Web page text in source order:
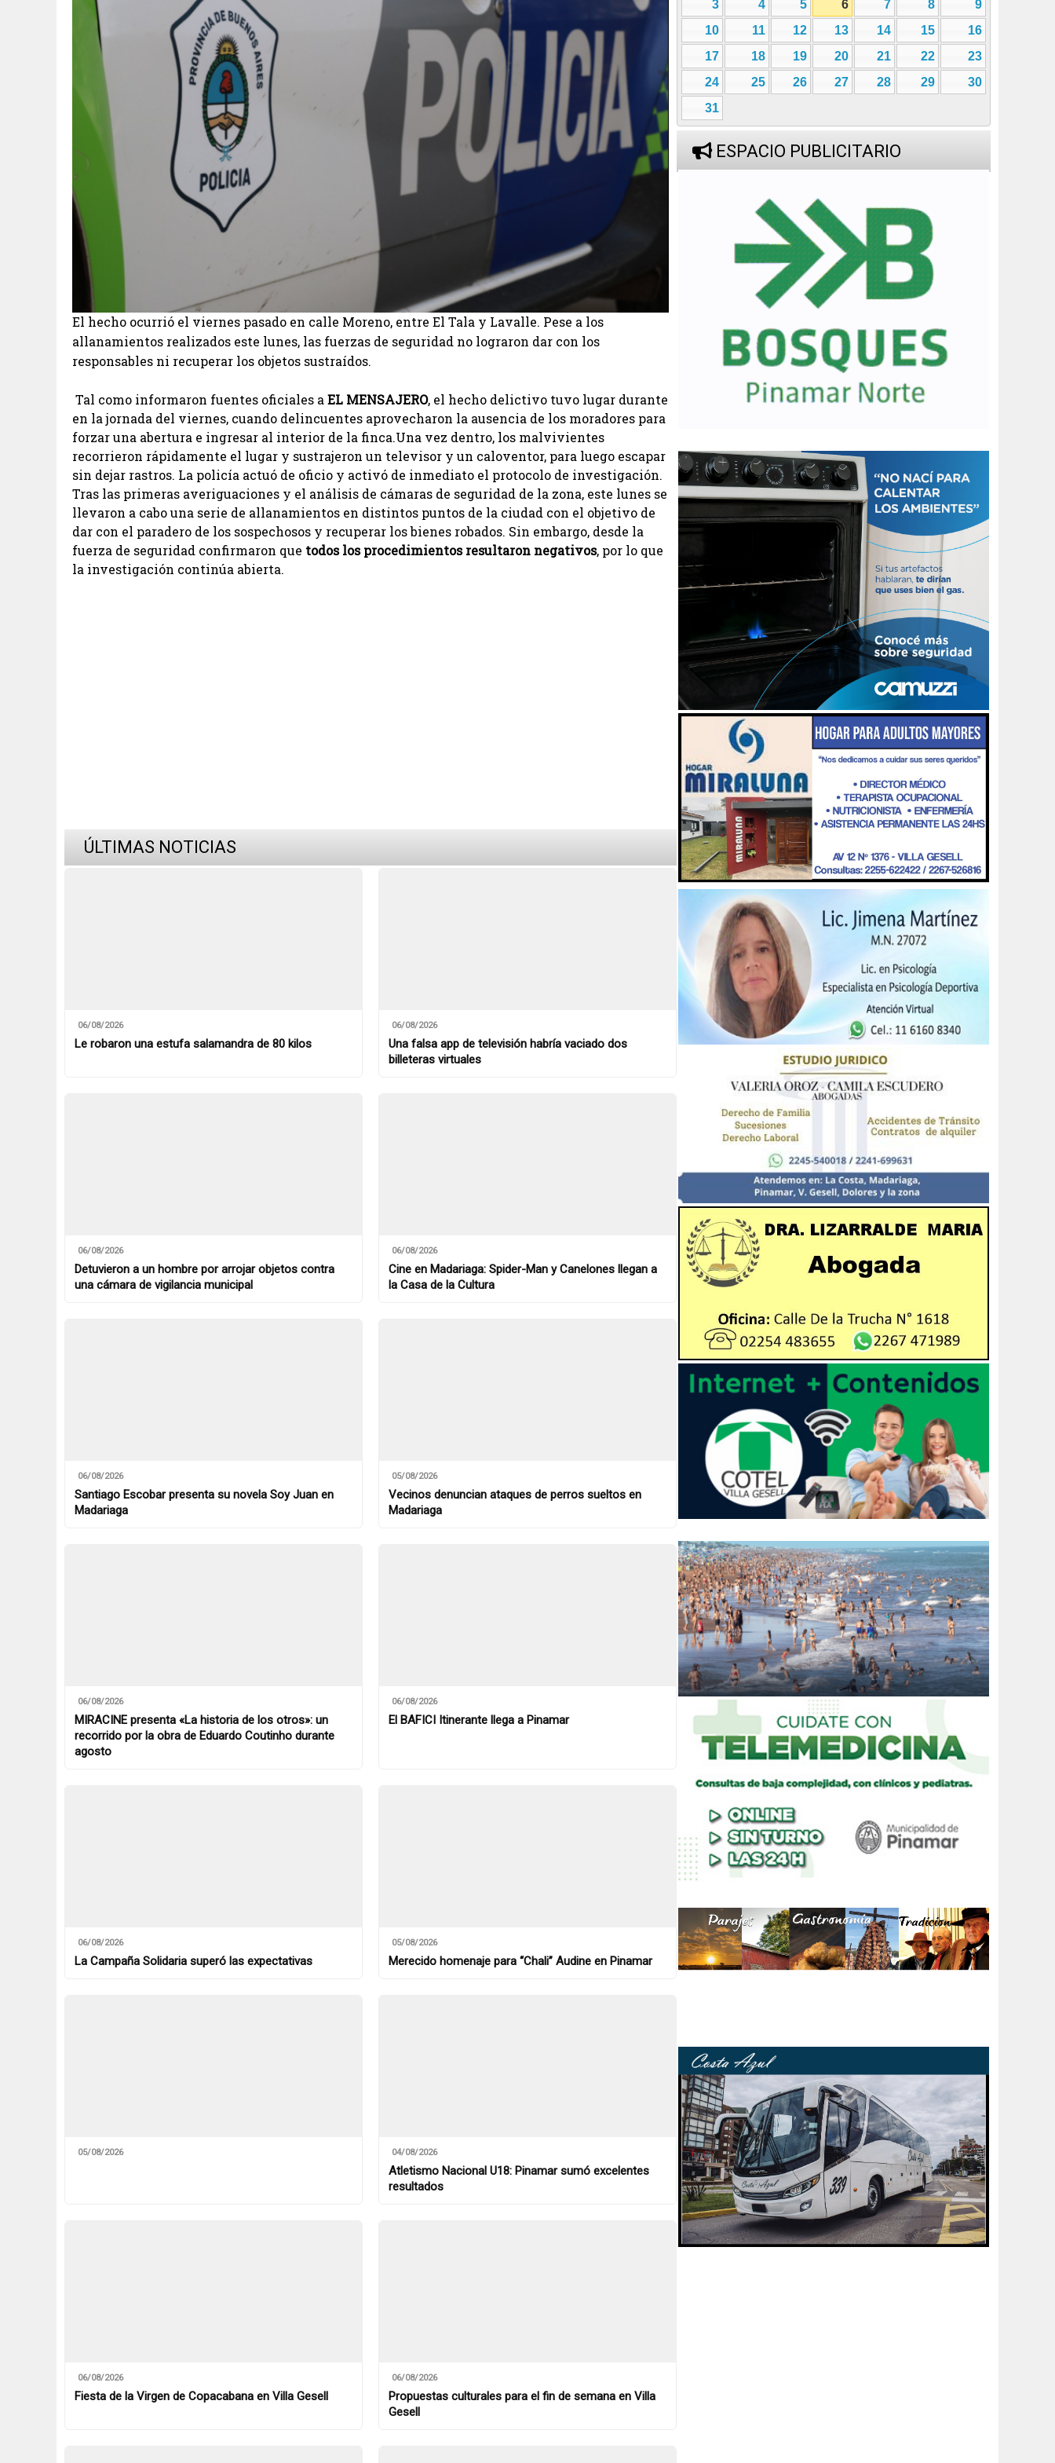
El hecho ocurrió el viernes pasado en calle Moreno, entre El Tala y Lavalle. Pese a los
allanamientos realizados este lunes, las fuerzas de seguridad no lograron dar con los
responsables ni recuperar los objetos sustraídos.
Tal como informaron fuentes oficiales aEL MENSAJERO, el hecho delictivo tuvo lugar durante
en la jornada del viernes, cuando delincuentes aprovecharon la ausencia de los moradores para
forzar una abertura e ingresar al interior de la finca.Una vez dentro, los malvivientes
recorrieron rápidamente el lugar y sustrajeron un televisor y un caloventor, para luego escapar
sin dejar rastros. La policía actuó de oficio y activó de inmediato el protocolo de investigación.
Tras las primeras averiguaciones y el análisis de cámaras de seguridad de la zona, este lunes se
llevaron a cabo una serie de allanamientos en distintos puntos de la ciudad con el objetivo de
dar con el paradero de los sospechosos y recuperar los bienes robados. Sin embargo, desde la
fuerza de seguridad confirmaron que todos los procedimientos resultaron negativos, por lo que
la investigación continúa abierta.
ÚLTIMAS NOTICIAS
06/08/2026
Le robaron una estufa salamandra de 80 kilos
06/08/2026
Una falsa app de televisión habría vaciado dos
billeteras virtuales
06/08/2026
Detuvieron a un hombre por arrojar objetos contra
una cámara de vigilancia municipal
06/08/2026
Cine en Madariaga: Spider-Man y Canelones llegan a
la Casa de la Cultura
06/08/2026
Santiago Escobar presenta su novela Soy Juan en
Madariaga
05/08/2026
Vecinos denuncian ataques de perros sueltos en
Madariaga
06/08/2026
MIRACINE presenta «La historia de los otros»: un
recorrido por la obra de Eduardo Coutinho durante
agosto
06/08/2026
El BAFICI Itinerante llega a Pinamar
06/08/2026
La Campaña Solidaria superó las expectativas
05/08/2026
Merecido homenaje para “Chali” Audine en Pinamar
05/08/2026 04/08/2026
Atletismo Nacional U18: Pinamar sumó excelentes
resultados
06/08/2026
Fiesta de la Virgen de Copacabana en Villa Gesell
06/08/2026
Propuestas culturales para el fin de semana en Villa
Gesell
3
4 5 6 7 8
9
10
11 12 13 14 15
16
17
18 19 20 21 22
23
24
25 26 27 28 29
30
31
ESPACIO PUBLICITARIO